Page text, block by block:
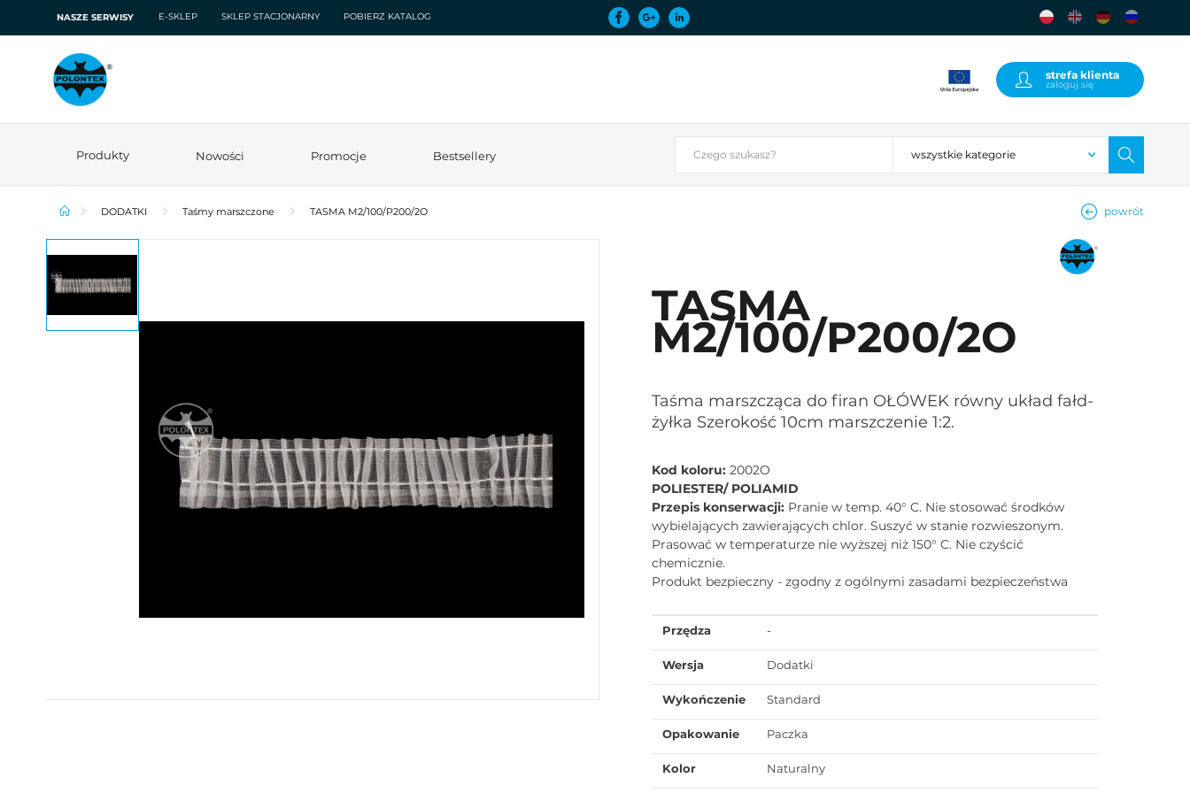
NASZE SERWISY E-SKLEP SKLEP STACJONARNY POBIERZ KATALOG
strefa klienta
zaloguj się
Produkty Nowości Promocje Bestsellery
DODATKI Taśmy marszczone TASMA M2/100/P200/2O powrót
TASMA
M2/100/P200/2O
Taśma marszcząca do firan OŁÓWEK równy układ fałd-
żyłka Szerokość 10cm marszczenie 1:2.
Kod koloru: 2002O
POLIESTER/ POLIAMID
Przepis konserwacji: Pranie w temp. 40° C. Nie stosować środków
wybielających zawierających chlor. Suszyć w stanie rozwieszonym.
Prasować w temperaturze nie wyższej niż 150° C. Nie czyścić
chemicznie.
Produkt bezpieczny - zgodny z ogólnymi zasadami bezpieczeństwa
Przędza -
Wersja Dodatki
Wykończenie Standard
Opakowanie Paczka
Kolor Naturalny